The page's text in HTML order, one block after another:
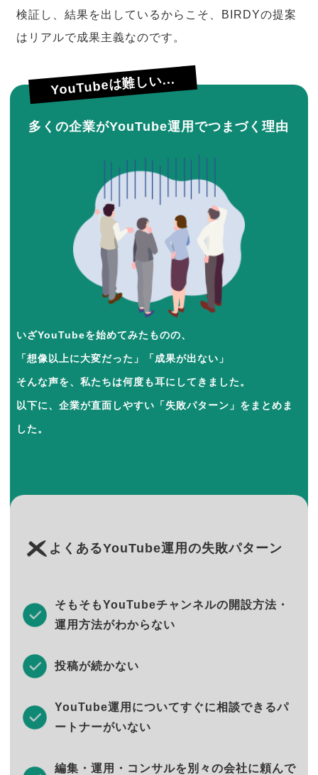
検証し、結果を出しているからこそ、BIRDYの提案
はリアルで成果主義なのです。
YouTubeは難しい...
多くの企業がYouTube運用でつまづく理由
いざYouTubeを始めてみたものの、
「想像以上に大変だった」「成果が出ない」
そんな声を、私たちは何度も耳にしてきました。
以下に、企業が直面しやすい「失敗パターン」をまとめま
した。
よくあるYouTube運用の失敗パターン
そもそもYouTubeチャンネルの開設方法・
運用方法がわからない
投稿が続かない
YouTube運用についてすぐに相談できるパ
ートナーがいない
編集・運用・コンサルを別々の会社に頼んで